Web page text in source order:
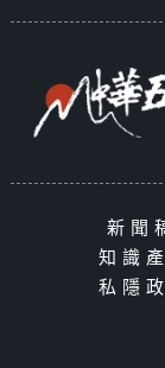
新聞
知識
私隱